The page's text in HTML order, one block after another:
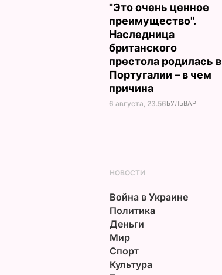
"Это очень ценное
преимущество".
Наследница
британского
престола родилась в
Португалии – в чем
причина
6 августа, 23.56БУЛЬВАР
НОВОСТИ
Война в Украине
Политика
Деньги
Мир
Спорт
Культура